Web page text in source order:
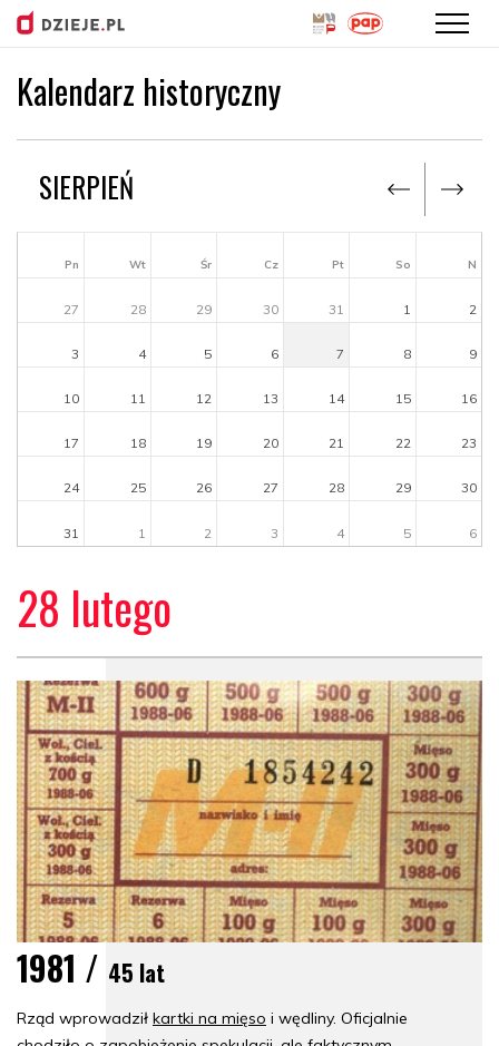
Przejdź
do
Kalendarz historyczny
28 lutego
1981 / 45 lat
Rząd wprowadził kartki na mięso i wędliny. Oficjalnie
SIERPIEŃ
Pn Wt Śr Cz Pt So N
27 28 29 30 31 1 2
3 4 5 6 7 8 9
10 11 12 13 14 15 16
17 18 19 20 21 22 23
24 25 26 27 28 29 30
31 1 2 3 4 5 6